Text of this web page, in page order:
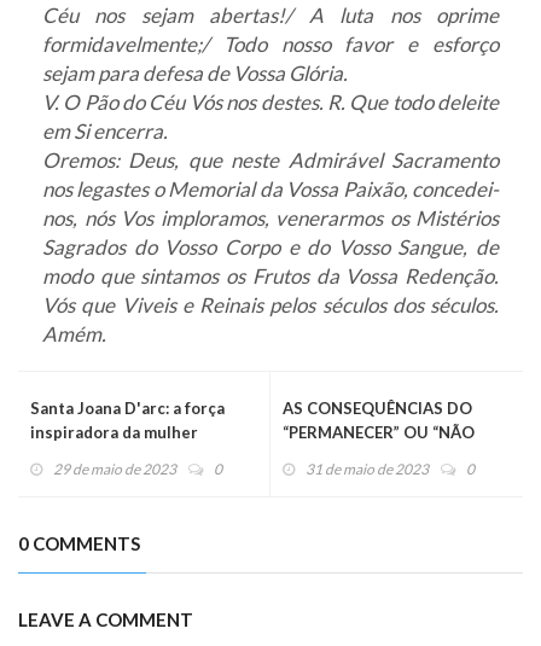
Céu nos sejam abertas!/ A luta nos oprime
formidavelmente;/ Todo nosso favor e esforço
sejam para defesa de Vossa Glória.
V. O Pão do Céu Vós nos destes. R. Que todo deleite
em Si encerra.
Oremos: Deus, que neste Admirável Sacramento
nos legastes o Memorial da Vossa Paixão, concedei-
nos, nós Vos imploramos, venerarmos os Mistérios
Sagrados do Vosso Corpo e do Vosso Sangue, de
modo que sintamos os Frutos da Vossa Redenção.
Vós que Viveis e Reinais pelos séculos dos séculos.
Amém.
Santa Joana D'arc: a força
inspiradora da mulher
29 de maio de 2023 0
AS CONSEQUÊNCIAS DO
“PERMANECER” OU “NÃO
31 de maio de 2023 0
0 COMMENTS
LEAVE A COMMENT